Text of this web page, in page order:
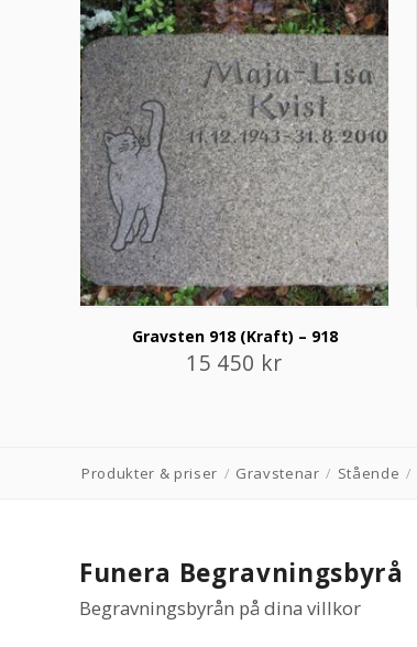
Gravsten 918 (Kraft) – 918
15 450 kr
Produkter & priser / Gravstenar / Stående /
Funera Begravningsbyrå
Begravningsbyrån på dina villkor